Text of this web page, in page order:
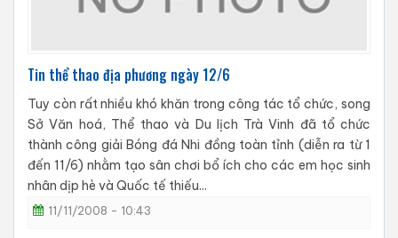
Tin thể thao địa phương ngày 12/6
Tuy còn rất nhiều khó khăn trong công tác tổ chức, song
Sở Văn hoá, Thể thao và Du lịch Trà Vinh đã tổ chức
thành công giải Bóng đá Nhi đồng toàn tỉnh (diễn ra từ 1
đến 11/6) nhằm tạo sân chơi bổ ích cho các em học sinh
nhân dịp hè và Quốc tế thiếu...
11/11/2008 - 10:43